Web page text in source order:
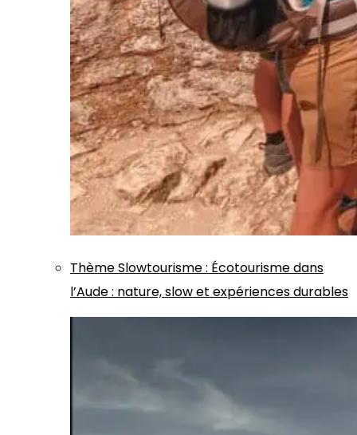
ThèmeSlowtourisme: Écotourisme dans
l’Aude : nature, slow et expériences durables